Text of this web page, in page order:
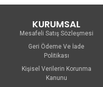
KURUMSAL
Mesafeli Satış Sözleşmesi
Geri Ödeme Ve İade
Politikası
Kişisel Verilerin Korunma
Kanunu